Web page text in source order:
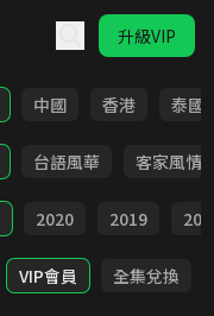
升級VIP
中國 香港 泰國
台語風華 客家風情
2020 2019
VIP會員 全集兌換